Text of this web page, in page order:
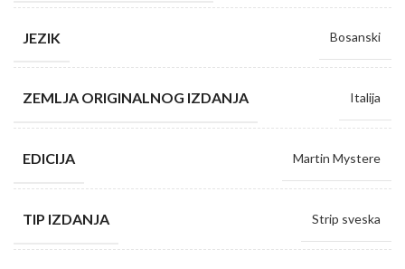
JEZIK Bosanski
ZEMLJA ORIGINALNOG IZDANJA Italija
EDICIJA Martin Mystere
TIP IZDANJA Strip sveska